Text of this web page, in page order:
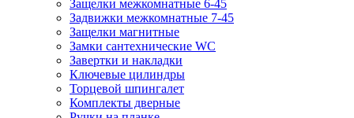
Защелки межкомнатные 6-45
Задвижки межкомнатные 7-45
Защелки магнитные
Замки сантехнические WC
Завертки и накладки
Ключевые цилиндры
Торцевой шпингалет
Комплекты дверные